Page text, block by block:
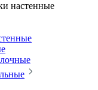
настенные